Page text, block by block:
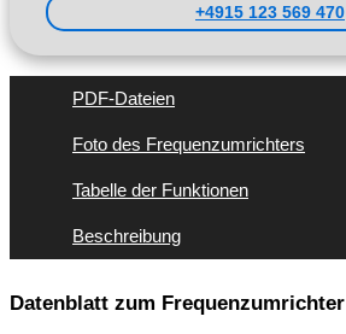
+4915 123 569 470
PDF-Dateien
Foto des Frequenzumrichters
Tabelle der Funktionen
Beschreibung
Datenblatt zum Frequenzumrichter